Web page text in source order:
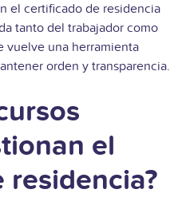
el certificado de residencia
tanto del trabajador como
vuelve una herramienta
orden y transparencia.
el